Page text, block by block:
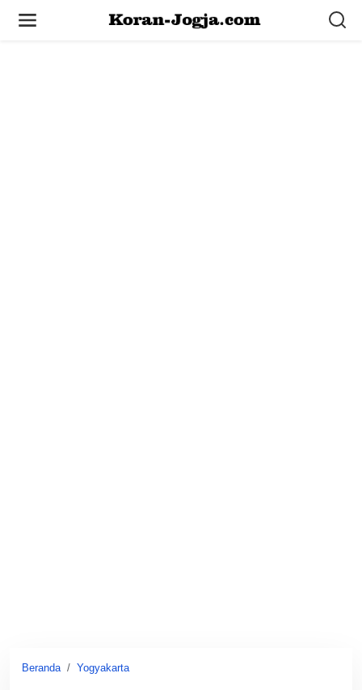
Beranda Yogyakarta